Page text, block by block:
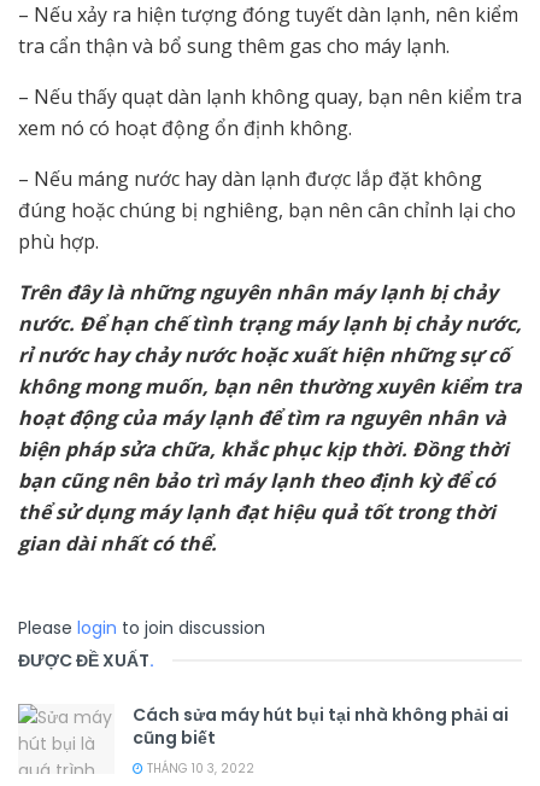
– Nếu xảy ra hiện tượng đóng tuyết dàn lạnh, nên kiểm
tra cẩn thận và bổ sung thêm gas cho máy lạnh.
– Nếu thấy quạt dàn lạnh không quay, bạn nên kiểm tra
xem nó có hoạt động ổn định không.
– Nếu máng nước hay dàn lạnh được lắp đặt không
đúng hoặc chúng bị nghiêng, bạn nên cân chỉnh lại cho
phù hợp.
Trên đây là những nguyên nhân máy lạnh bị chảy
nước. Để hạn chế tình trạng máy lạnh bị chảy nước,
rỉ nước hay chảy nước hoặc xuất hiện những sự cố
không mong muốn, bạn nên thường xuyên kiểm tra
hoạt động của máy lạnh để tìm ra nguyên nhân và
biện pháp sửa chữa, khắc phục kịp thời. Đồng thời
bạn cũng nên bảo trì máy lạnh theo định kỳ để có
thể sử dụng máy lạnh đạt hiệu quả tốt trong thời
gian dài nhất có thể.
Please login to join discussion
ĐƯỢC ĐỀ XUẤT.
Cách sửa máy hút bụi tại nhà không phải ai
cũng biết
THÁNG 10 3, 2022